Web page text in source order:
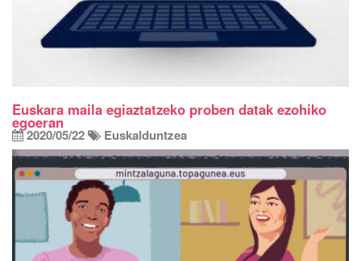
Euskara maila egiaztatzeko proben datak ezohiko
egoeran
2020/05/22 Euskalduntzea